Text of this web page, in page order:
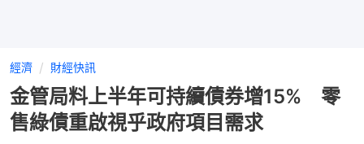
經濟 財經快訊
金管局料上半年可持續債券增15% 零
售綠債重啟視乎政府項目需求